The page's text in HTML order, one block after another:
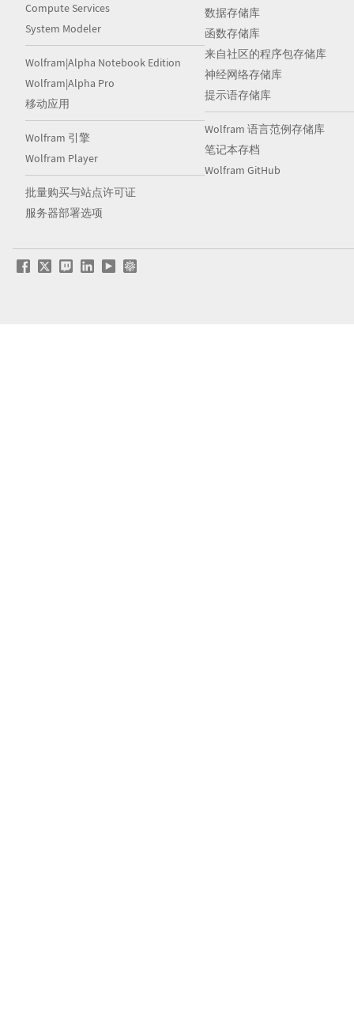
Compute Services
System Modeler
Wolfram|Alpha Notebook Edition
Wolfram|Alpha Pro
移动应用
Wolfram 引擎
Wolfram Player
批量购买与站点许可证
服务器部署选项
数据存储库
函数存储库
来自社区的程序包存储库
神经网络存储库
提示语存储库
Wolfram 语言范例存储库
笔记本存档
Wolfram GitHub